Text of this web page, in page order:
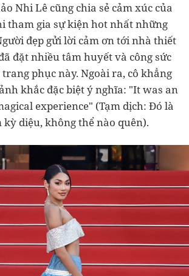
Nhi Lê cũng chia sẻ cảm xúc của
tham gia sự kiện hot nhất những
đẹp gửi lời cảm ơn tới nhà thiết
đặt nhiều tâm huyết và công sức
phục này. Ngoài ra, cô khẳng
khắc đặc biệt ý nghĩa: "It was an
experience" (Tạm dịch: Đó là
diệu, không thể nào quên).